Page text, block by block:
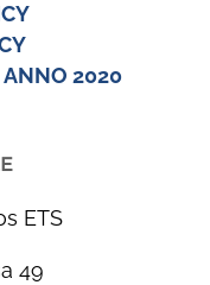
ANNO 2020
ETS
49